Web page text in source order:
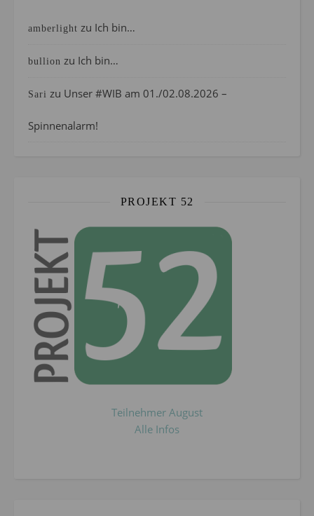
amberlight zu Ich bin…
bullion zu Ich bin…
Sari zu Unser #WIB am 01./02.08.2026 –
Spinnenalarm!
PROJEKT 52
Teilnehmer August
Alle Infos